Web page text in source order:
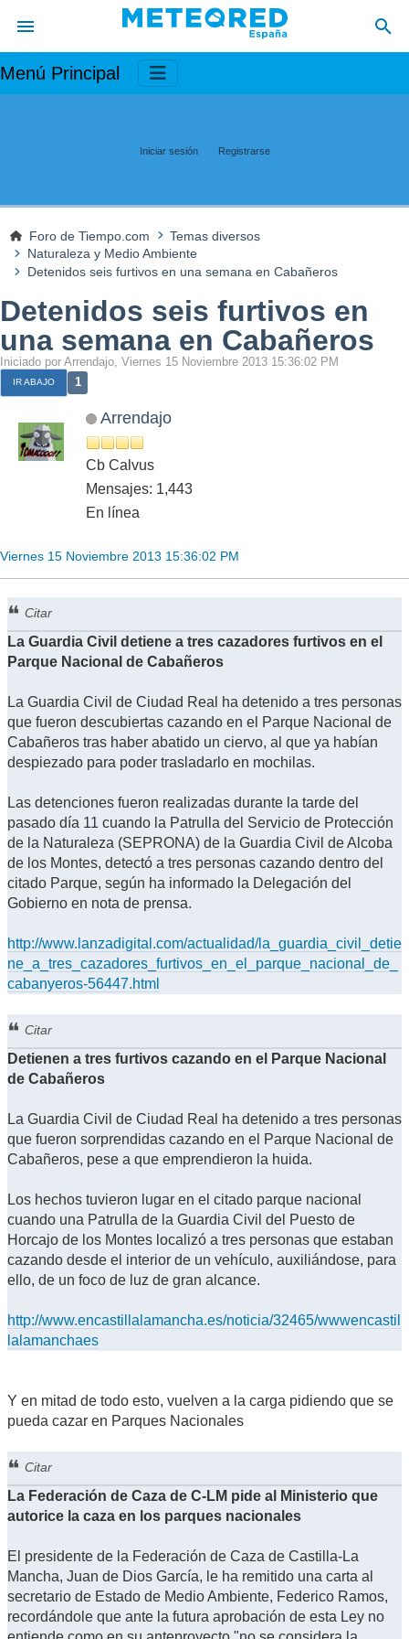
Menú Principal
Iniciar sesión Registrarse
Foro de Tiempo.com
Temas diversos
Naturaleza y Medio Ambiente
Detenidos seis furtivos en una semana en Cabañeros
Detenidos seis furtivos en
una semana en Cabañeros
Iniciado por Arrendajo, Viernes 15 Noviembre 2013 15:36:02 PM
IR ABAJO 1
Arrendajo
Cb Calvus
Mensajes: 1,443
En línea
Viernes 15 Noviembre 2013 15:36:02 PM
Citar
La Guardia Civil detiene a tres cazadores furtivos en el
Parque Nacional de Cabañeros
La Guardia Civil de Ciudad Real ha detenido a tres personas
que fueron descubiertas cazando en el Parque Nacional de
Cabañeros tras haber abatido un ciervo, al que ya habían
despiezado para poder trasladarlo en mochilas.
Las detenciones fueron realizadas durante la tarde del
pasado día 11 cuando la Patrulla del Servicio de Protección
de la Naturaleza (SEPRONA) de la Guardia Civil de Alcoba
de los Montes, detectó a tres personas cazando dentro del
citado Parque, según ha informado la Delegación del
Gobierno en nota de prensa.
http://www.lanzadigital.com/actualidad/la_guardia_civil_detie
ne_a_tres_cazadores_furtivos_en_el_parque_nacional_de_
cabanyeros-56447.html
Citar
Detienen a tres furtivos cazando en el Parque Nacional
de Cabañeros
La Guardia Civil de Ciudad Real ha detenido a tres personas
que fueron sorprendidas cazando en el Parque Nacional de
Cabañeros, pese a que emprendieron la huida.
Los hechos tuvieron lugar en el citado parque nacional
cuando una Patrulla de la Guardia Civil del Puesto de
Horcajo de los Montes localizó a tres personas que estaban
cazando desde el interior de un vehículo, auxiliándose, para
ello, de un foco de luz de gran alcance.
http://www.encastillalamancha.es/noticia/32465/wwwencastil
lalamanchaes
Y en mitad de todo esto, vuelven a la carga pidiendo que se
pueda cazar en Parques Nacionales
Citar
La Federación de Caza de C-LM pide al Ministerio que
autorice la caza en los parques nacionales
El presidente de la Federación de Caza de Castilla-La
Mancha, Juan de Dios García, le ha remitido una carta al
secretario de Estado de Medio Ambiente, Federico Ramos,
recordándole que ante la futura aprobación de esta Ley no